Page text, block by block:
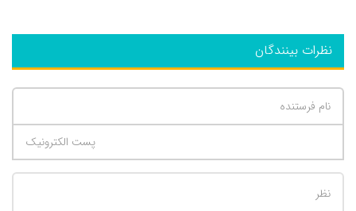
نظرات بینندگان